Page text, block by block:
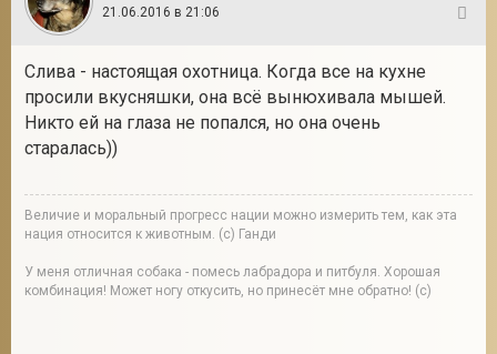
21.06.2016 в 21:06
Слива - настоящая охотница. Когда все на кухне
просили вкусняшки, она всё вынюхивала мышей.
Никто ей на глаза не попался, но она очень
старалась))
Величие и моральный прогресс нации можно измерить тем, как эта
нация относится к животным. (с) Ганди
У меня отличная собака - помесь лабрадора и питбуля. Хорошая
комбинация! Может ногу откусить, но принесёт мне обратно! (с)